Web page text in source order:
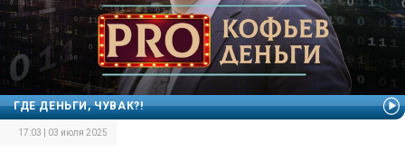
ГДЕ ДЕНЬГИ, ЧУВАК?!
17:03 | 03 июля 2025